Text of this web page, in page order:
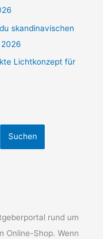
skandinavischen
Lichtkonzept für
Suchen
rund um
Online-Shop. Wenn